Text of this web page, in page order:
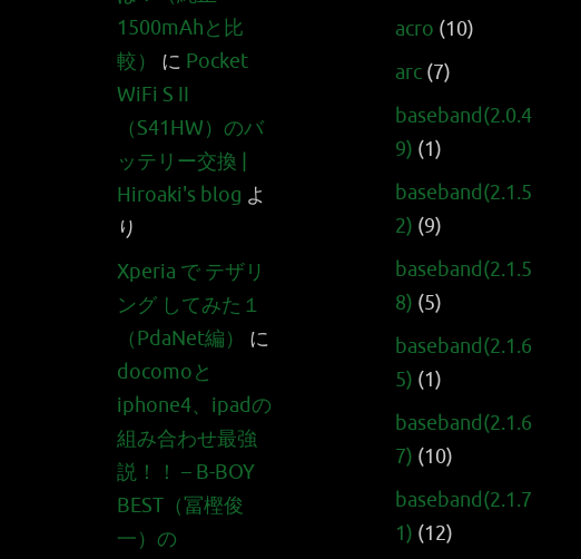
1500mAhと比
較）
に Pocket
WiFi S II
（S41HW）のバ
ッテリー交換 |
Hiroaki's blog よ
り
Xperia で テザリ
ング してみた１
（PdaNet編）
に
docomoと
iphone4、ipadの
組み合わせ最強
説！！ – B-BOY
BEST（冨樫俊
一）の
acro (10)
arc (7)
baseband(2.0.4
9) (1)
baseband(2.1.5
2) (9)
baseband(2.1.5
8) (5)
baseband(2.1.6
5) (1)
baseband(2.1.6
7) (10)
baseband(2.1.7
1) (12)